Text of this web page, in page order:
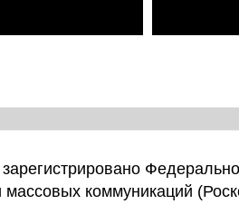
массовых коммуникаций